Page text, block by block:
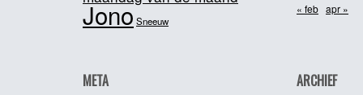
JonoSneeuw
« feb apr »
META ARCHIEF